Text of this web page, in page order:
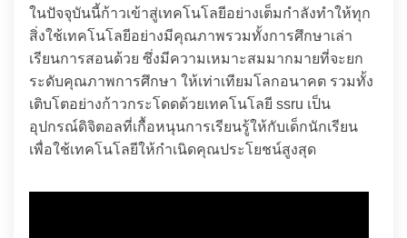
ในปัจจุบันนี้ก้าวเข้าสู่เทคโนโลยีอย่างเต็มกำลังทำให้ทุก
สิ่งใช้เทคโนโลยีอย่างมีคุณภาพรวมทั้งการศึกษาเล่า
เรียนการสอนด้วย ซึ่งมีความเหมาะสมมากมายที่จะยก
ระดับคุณภาพการศึกษา ให้เท่าเทียมโลกอนาคต รวมทั้ง
เติบโตอย่างก้าวกระโดดด้วยเทคโนโลยี ssru เป็น
อุปกรณ์ดิจิตอลที่เกื้อหนุนการเรียนรู้ให้กับเด็กนักเรียน
เพื่อใช้เทคโนโลยีให้กำเนิดคุณประโยชน์สูงสุด